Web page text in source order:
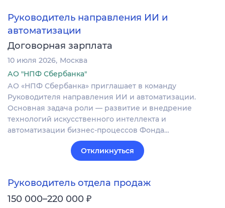
Руководитель направления ИИ и
автоматизации
Договорная зарплата
10 июля 2026 Москва
АО "НПФ Сбербанка"
АО «НПФ Сбербанка» приглашает в команду
Руководителя направления ИИ и автоматизации.
Основная задача роли — развитие и внедрение
технологий искусственного интеллекта и
автоматизации бизнес-процессов Фонда…
Откликнуться
Руководитель отдела продаж
150 000–220 000 ₽